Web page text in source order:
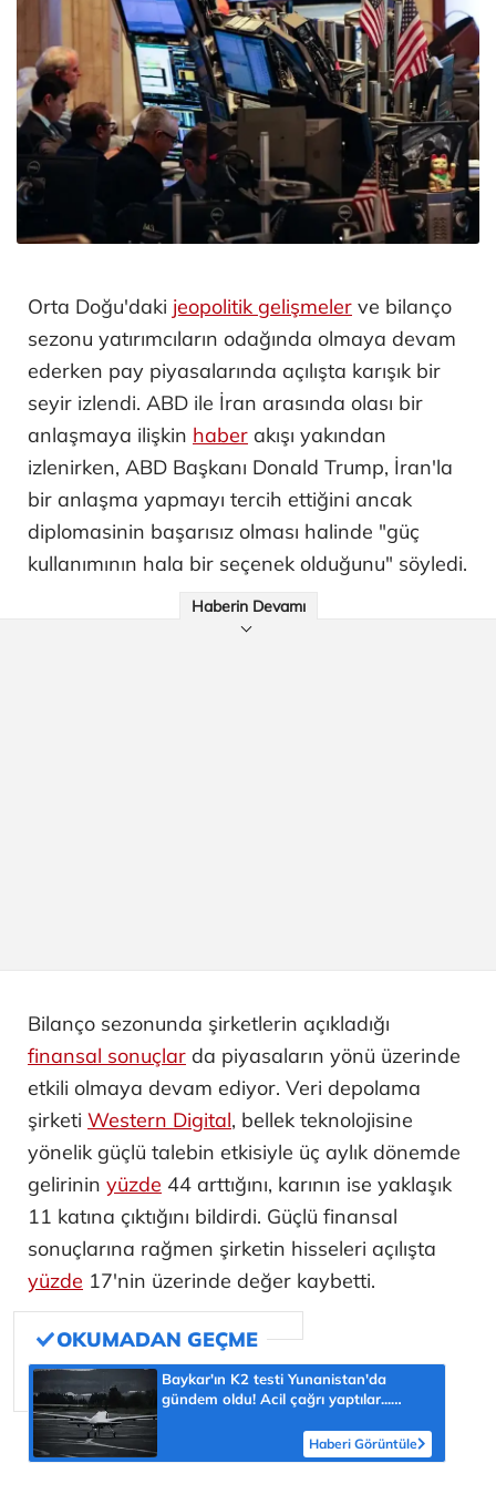
Orta Doğu'daki jeopolitik gelişmeler ve bilanço
sezonu yatırımcıların odağında olmaya devam
ederken pay piyasalarında açılışta karışık bir
seyir izlendi. ABD ile İran arasında olası bir
anlaşmaya ilişkin haber akışı yakından
izlenirken, ABD Başkanı Donald Trump, İran'la
bir anlaşma yapmayı tercih ettiğini ancak
diplomasinin başarısız olması halinde "güç
kullanımının hala bir seçenek olduğunu" söyledi.
Haberin Devamı
Bilanço sezonunda şirketlerin açıkladığı
finansal sonuçlar da piyasaların yönü üzerinde
etkili olmaya devam ediyor. Veri depolama
şirketi Western Digital, bellek teknolojisine
yönelik güçlü talebin etkisiyle üç aylık dönemde
gelirinin yüzde 44 arttığını, karının ise yaklaşık
11 katına çıktığını bildirdi. Güçlü finansal
sonuçlarına rağmen şirketin hisseleri açılışta
yüzde 17'nin üzerinde değer kaybetti.
Baykar'ın K2 testi Yunanistan'da
gündem oldu! Acil çağrı yaptılar...
Haberi Görüntüle